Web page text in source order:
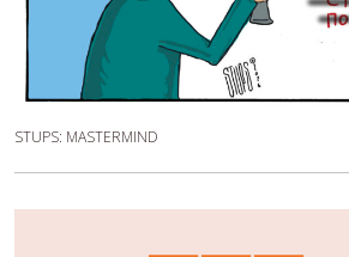
STUPS: MASTERMIND